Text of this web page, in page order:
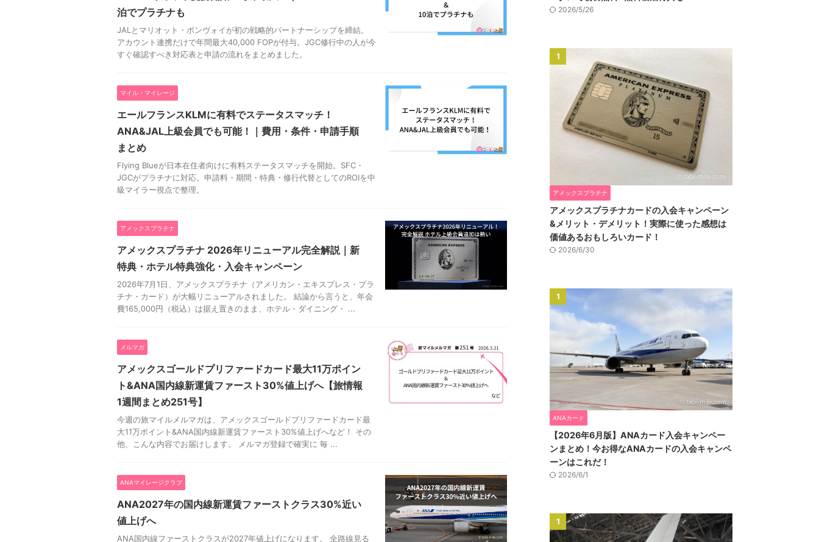
泊でプラチナも
JALとマリオット・ボンヴォイが初の戦略的パートナーシップを締結。
アカウント連携だけで年間最大40,000 FOPが付与。JGC修行中の人が今
すぐ確認すべき対応表と申請の流れをまとめました。
マイル・マイレージ
エールフランスKLMに有料でステータスマッチ！
ANA&JAL上級会員でも可能！｜費用・条件・申請手順
まとめ
Flying Blueが日本在住者向けに有料ステータスマッチを開始。SFC・
JGCがプラチナに対応。申請料・期間・特典・修行代替としてのROIを中
級マイラー視点で整理。
アメックスプラチナ
アメックスプラチナ 2026年リニューアル完全解説｜新
特典・ホテル特典強化・入会キャンペーン
2026年7月1日、アメックスプラチナ（アメリカン・エキスプレス・プラ
チナ・カード）が大幅リニューアルされました。 結論から言うと、年会
費165,000円（税込）は据え置きのまま、ホテル・ダイニング・ ...
メルマガ
アメックスゴールドプリファードカード最大11万ポイン
ト&ANA国内線新運賃ファースト30%値上げへ【旅情報
1週間まとめ251号】
今週の旅マイルメルマガは、アメックスゴールドプリファードカード最
大11万ポイント&ANA国内線新運賃ファースト30%値上げへなど！ その
他、こんな内容でお届けします。 メルマガ登録で確実に 毎 ...
ANAマイレージクラブ
ANA2027年の国内線新運賃ファーストクラス30%近い
値上げへ
ANA国内線ファーストクラスが2027年値上げになります。 全路線見る
2026/5/26
1
アメックスプラチナ
アメックスプラチナカードの入会キャンペーン
&メリット・デメリット！実際に使った感想は
価値あるおもしろいカード！
2026/6/30
1
ANAカード
【2026年6月版】ANAカード入会キャンペー
ンまとめ！今お得なANAカードの入会キャンペ
ーンはこれだ！
2026/6/1
1